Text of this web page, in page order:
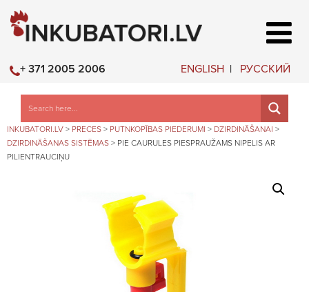
ENGLISH РУССКИЙ
+ 371 2005 2006
INKUBATORI.LV > PRECES > PUTNKOPĪBAS PIEDERUMI > DZIRDINĀŠANAI >
DZIRDINĀŠANAS SISTĒMAS > PIE CAURULES PIESPRAUŽAMS NIPELIS AR
PILIENTRAUCIŅU